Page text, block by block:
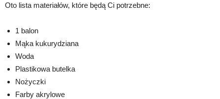
Oto lista materiałów, które będą Ci potrzebne:
1 balon
Mąka kukurydziana
Woda
Plastikowa butelka
Nożyczki
Farby akrylowe